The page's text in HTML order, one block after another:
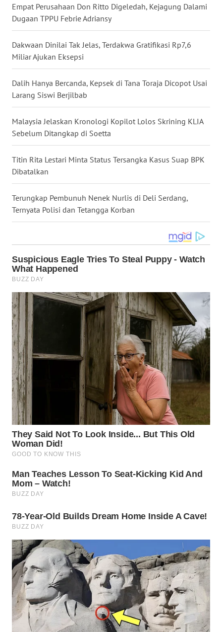
Empat Perusahaan Don Ritto Digeledah, Kejagung Dalami
Dugaan TPPU Febrie Adriansy
Dakwaan Dinilai Tak Jelas, Terdakwa Gratifikasi Rp7,6
Miliar Ajukan Eksepsi
Dalih Hanya Bercanda, Kepsek di Tana Toraja Dicopot Usai
Larang Siswi Berjilbab
Malaysia Jelaskan Kronologi Kopilot Lolos Skrining KLIA
Sebelum Ditangkap di Soetta
Titin Rita Lestari Minta Status Tersangka Kasus Suap BPK
Dibatalkan
Terungkap Pembunuh Nenek Nurlis di Deli Serdang,
Ternyata Polisi dan Tetangga Korban
WN
NIAS
WN
LANGKAT
WN
TAPANULI
SELATAN
WN
TANJUNG
LESUNG
WN
KARO
WN
SIMALUNGUN
WN
LABUHANBATU
WN
TAPANULI
TENGAH
WN DELI
SERDANG
WN
TEBING
TINGGI
WN
PAKPAK
WN
WN
BEKASI
WN
WN
DEPOK
WN
TAPANULI
UTARA